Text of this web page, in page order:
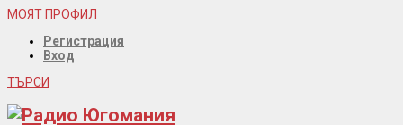
МОЯТ ПРОФИЛ
Регистрация
Вход
ТЪРСИ